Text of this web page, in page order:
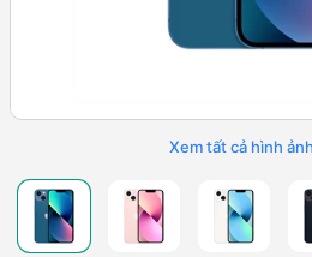
Xem tất cả hình ảnh